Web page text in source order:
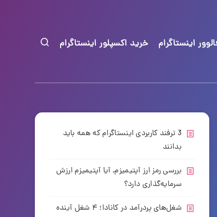
اینستاگرام خرید اکسپلور اینستاگرام
3 ترفند کاربردی اینستاگرام که همه باید
بدانند
بررسی رمز ارز آپتیمیزم, آیا آپتیمیزم ارزش
سرمایه‌گذاری دارد؟
شغل‌های پردرآمد در کانادا؛ ۴ شغل آینده